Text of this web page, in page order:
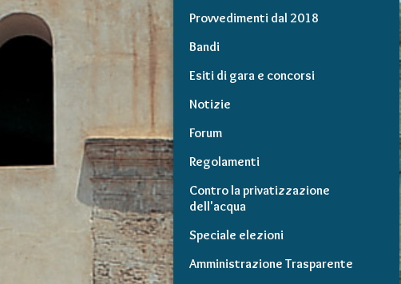
Provvedimenti dal 2018
Bandi
Esiti di gara e concorsi
Notizie
Forum
Regolamenti
Contro la privatizzazione
dell'acqua
Speciale elezioni
Amministrazione Trasparente